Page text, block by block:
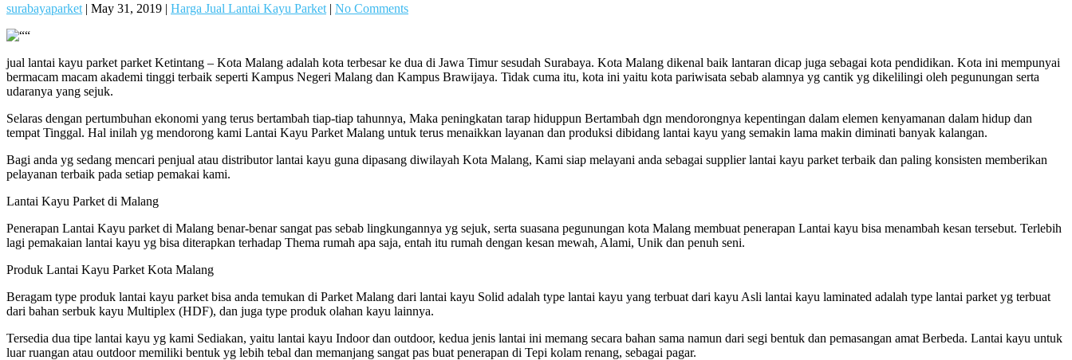
surabayaparket | May 31, 2019 | Harga Jual Lantai Kayu Parket | No Comments
jual lantai kayu parket parket Ketintang – Kota Malang adalah kota terbesar ke dua di Jawa Timur sesudah Surabaya. Kota Malang dikenal baik lantaran dicap juga sebagai kota pendidikan. Kota ini mempunyai
bermacam macam akademi tinggi terbaik seperti Kampus Negeri Malang dan Kampus Brawijaya. Tidak cuma itu, kota ini yaitu kota pariwisata sebab alamnya yg cantik yg dikelilingi oleh pegunungan serta
udaranya yang sejuk.
Selaras dengan pertumbuhan ekonomi yang terus bertambah tiap-tiap tahunnya, Maka peningkatan tarap hiduppun Bertambah dgn mendorongnya kepentingan dalam elemen kenyamanan dalam hidup dan
tempat Tinggal. Hal inilah yg mendorong kami Lantai Kayu Parket Malang untuk terus menaikkan layanan dan produksi dibidang lantai kayu yang semakin lama makin diminati banyak kalangan.
Bagi anda yg sedang mencari penjual atau distributor lantai kayu guna dipasang diwilayah Kota Malang, Kami siap melayani anda sebagai supplier lantai kayu parket terbaik dan paling konsisten memberikan
pelayanan terbaik pada setiap pemakai kami.
Lantai Kayu Parket di Malang
Penerapan Lantai Kayu parket di Malang benar-benar sangat pas sebab lingkungannya yg sejuk, serta suasana pegunungan kota Malang membuat penerapan Lantai kayu bisa menambah kesan tersebut. Terlebih
lagi pemakaian lantai kayu yg bisa diterapkan terhadap Thema rumah apa saja, entah itu rumah dengan kesan mewah, Alami, Unik dan penuh seni.
Produk Lantai Kayu Parket Kota Malang
Beragam type produk lantai kayu parket bisa anda temukan di Parket Malang dari lantai kayu Solid adalah type lantai kayu yang terbuat dari kayu Asli lantai kayu laminated adalah type lantai parket yg terbuat
dari bahan serbuk kayu Multiplex (HDF), dan juga type produk olahan kayu lainnya.
Tersedia dua tipe lantai kayu yg kami Sediakan, yaitu lantai kayu Indoor dan outdoor, kedua jenis lantai ini memang secara bahan sama namun dari segi bentuk dan pemasangan amat Berbeda. Lantai kayu untuk
luar ruangan atau outdoor memiliki bentuk yg lebih tebal dan memanjang sangat pas buat penerapan di Tepi kolam renang, sebagai pagar.